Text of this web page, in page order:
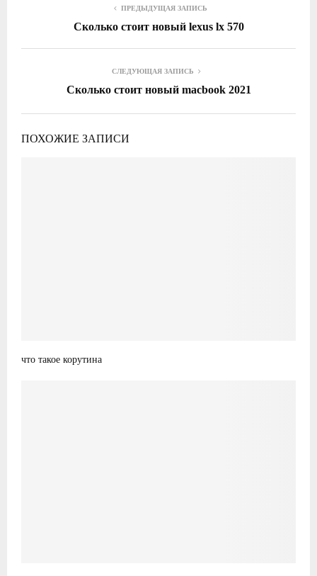
ПРЕДЫДУЩАЯ ЗАПИСЬ
Сколько стоит новый lexus lx 570
СЛЕДУЮЩАЯ ЗАПИСЬ
Сколько стоит новый macbook 2021
ПОХОЖИЕ ЗАПИСИ
что такое корутина